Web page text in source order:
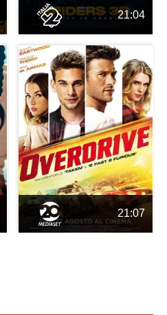
21:04
21:07